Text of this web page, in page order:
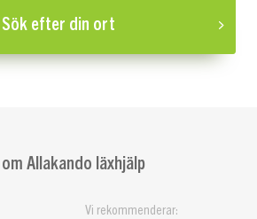
Sök efter din ort
Allakando läxhjälp
Vi rekommenderar: